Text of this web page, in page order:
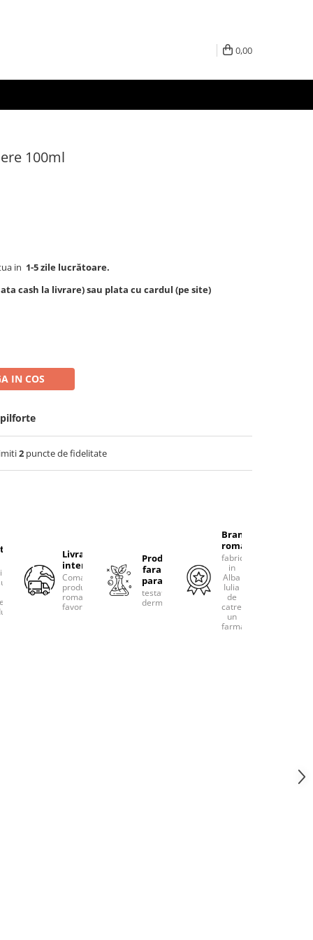
0,00
100ml
in 1-5 zile lucrătoare.
cash la livrare) sau plata cu cardul (pe site)
IN COS
2 puncte de fidelitate
Livram
international
Comanda
produsele
romanesti
favorite!
Produse
fara
parabeni
testate
dermatologic
Brand
romanesc
fabricat
in
Alba
Iulia
de
catre
un
farmacist